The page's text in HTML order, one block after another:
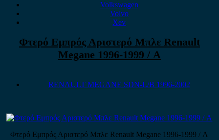
Volkswagen
Volvo
Xev
Φτερό Εμπρός Αριστερό Μπλε Renault
Megane 1996-1999 / Α
RENAULT MEGANE SDN-L/B 1996-2002
Φτερό Εμπρός Αριστερό Μπλε Renault Megane 1996-1999 / Α